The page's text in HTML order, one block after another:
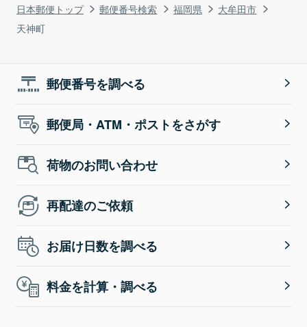
日本郵便トップ 郵便番号検索 福岡県
大牟田市
天神町
郵便番号を調べる
郵便局・ATM・ポストをさがす
荷物のお問い合わせ
再配達のご依頼
お届け日数を調べる
料金を計算・調べる